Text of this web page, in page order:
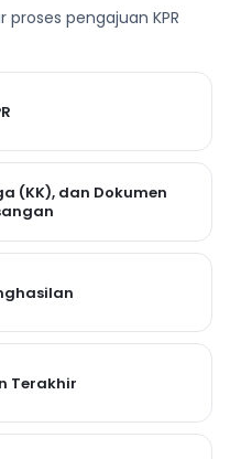
pengajuan KPR
(KK), dan Dokumen
Terakhir